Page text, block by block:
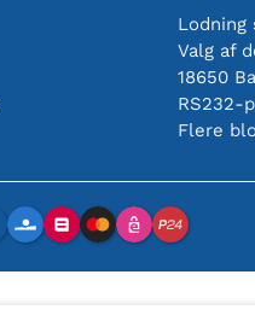
RS232-
Flere